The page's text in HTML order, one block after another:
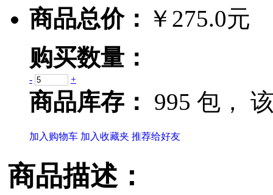
商品总价： ￥275.0元
购买数量：
- +
商品库存： 995 包，
加入购物车 加入收藏夹 推荐给好友
商品描述：